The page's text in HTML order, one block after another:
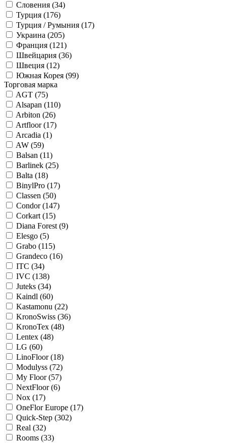
Словения (34)
Турция (176)
Турция / Румыния (17)
Украина (205)
Франция (121)
Швейцария (36)
Швеция (12)
Южная Корея (99)
Торговая марка
AGT (75)
Alsapan (110)
Arbiton (26)
Artfloor (17)
Arcadia (1)
AW (59)
Balsan (11)
Barlinek (25)
Balta (18)
BinylPro (17)
Classen (50)
Condor (147)
Corkart (15)
Diana Forest (9)
Elesgo (5)
Grabo (115)
Grandeco (16)
ITC (34)
IVC (138)
Juteks (34)
Kaindl (60)
Kastamonu (22)
KronoSwiss (36)
KronoTex (48)
Lentex (48)
LG (60)
LinoFloor (18)
Modulyss (72)
My Floor (57)
NextFloor (6)
Nox (17)
OneFlor Europe (17)
Quick-Step (302)
Real (32)
Rooms (33)